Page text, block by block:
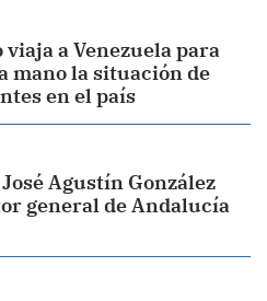
a Venezuela para
mano la situación de
en el país
Agustín González
general de Andalucía